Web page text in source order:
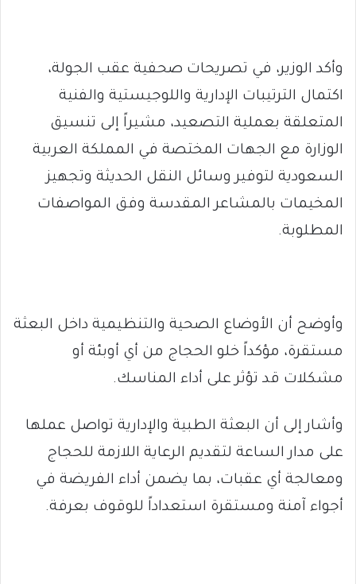
وأكد الوزير، في تصريحات صحفية عقب الجولة،
اكتمال الترتيبات الإدارية واللوجيستية والفنية
المتعلقة بعملية التصعيد، مشيراً إلى تنسيق
الوزارة مع الجهات المختصة في المملكة العربية
السعودية لتوفير وسائل النقل الحديثة وتجهيز
المخيمات بالمشاعر المقدسة وفق المواصفات
المطلوبة.
وأوضح أن الأوضاع الصحية والتنظيمية داخل البعثة
مستقرة، مؤكداً خلو الحجاج من أي أوبئة أو
مشكلات قد تؤثر على أداء المناسك.
وأشار إلى أن البعثة الطبية والإدارية تواصل عملها
على مدار الساعة لتقديم الرعاية اللازمة للحجاج
ومعالجة أي عقبات، بما يضمن أداء الفريضة في
أجواء آمنة ومستقرة استعداداً للوقوف بعرفة.